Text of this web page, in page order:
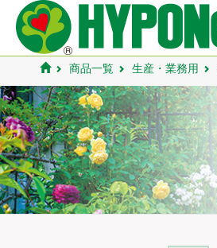
商品一覧 生産・業務用